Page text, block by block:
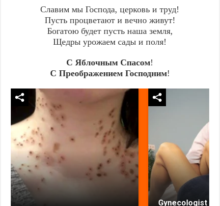
Славим мы Господа, церковь и труд!
Пусть процветают и вечно живут!
Богатою будет пусть наша земля,
Щедры урожаем сады и поля!
С Яблочным Спасом!
С Преображением Господним!
Gynecologist in